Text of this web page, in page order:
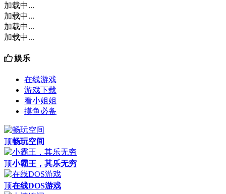
加载中...
加载中...
加载中...
加载中...
娱乐
在线游戏
游戏下载
看小姐姐
摸鱼必备
顶畅玩空间
顶小霸王，其乐无穷
顶在线DOS游戏